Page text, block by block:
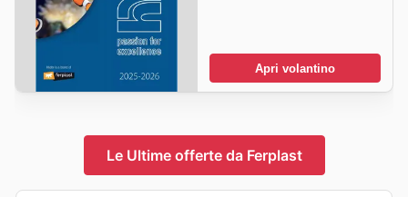
Apri volantino
Le Ultime offerte da Ferplast